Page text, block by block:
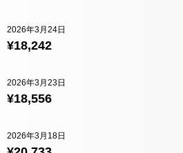
¥18,242
2026年3月24日
¥18,556
2026年3月23日
2026年3月18日